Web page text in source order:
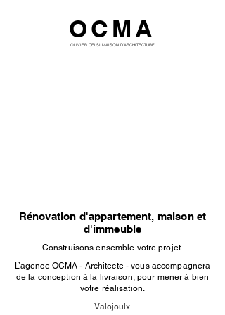
OCMA
OLIVIER CELSI MAISON D'ARCHITECTURE
Rénovation d'appartement, maison et
d'immeuble
Construisons ensemble votre projet.
L’agence OCMA - Architecte - vous accompagnera
de la conception à la livraison, pour mener à bien
votre réalisation.
Valojoulx